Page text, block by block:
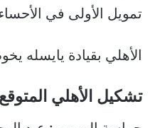
تمويل الأولى في
الأهلي بقيادة يايسله
تشكيل الأهلي